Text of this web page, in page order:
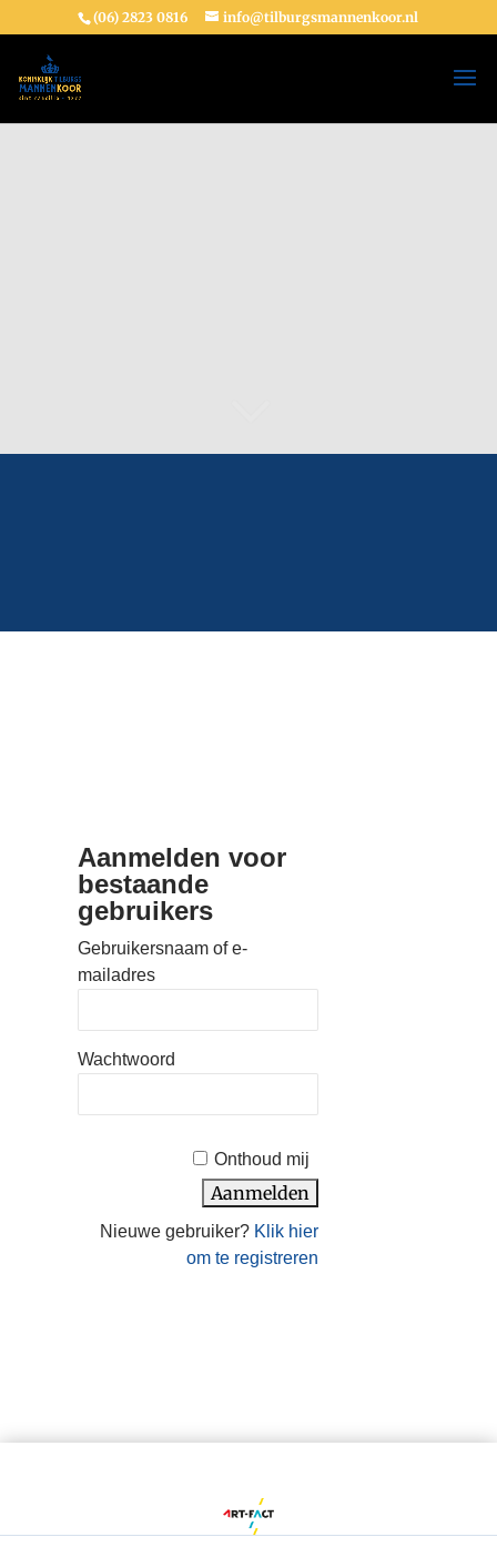
(06) 2823 0816 info@tilburgsmannenkoor.nl
Aanmelden voor
bestaande
gebruikers
Gebruikersnaam of e-
mailadres
Wachtwoord
Onthoud mij
Nieuwe gebruiker? Klik hier
om te registreren